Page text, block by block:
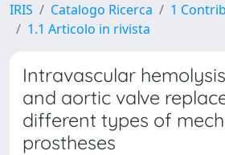
IRIS Catalogo Ricerca
1
1.1 Articolo in rivista
Intravascular
and aortic valve
different types of
prostheses